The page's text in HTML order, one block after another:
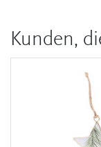
Kunden,